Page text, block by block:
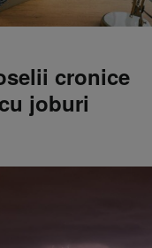
cronice
joburi